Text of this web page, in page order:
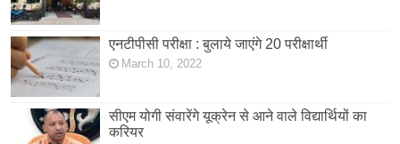
एनटीपीसी परीक्षा : बुलाये जाएंगे 20 परीक्षार्थी
March 10, 2022
सीएम योगी संवारेंगे यूक्रेन से आने वाले विद्यार्थियों का
करियर